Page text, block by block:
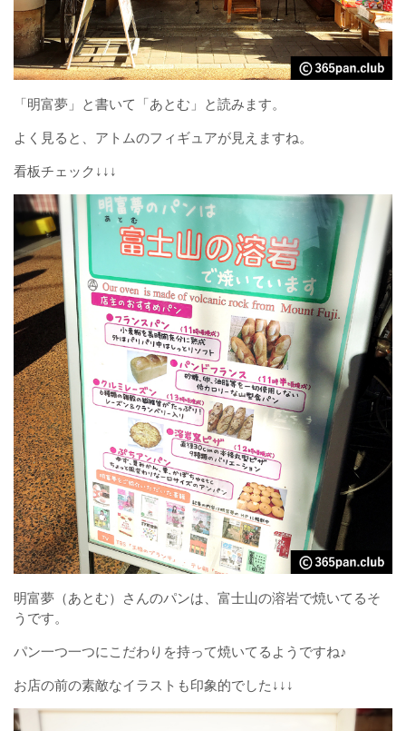
「明富夢」と書いて「あとむ」と読みます。
よく見ると、アトムのフィギュアが見えますね。
看板チェック↓↓↓
明富夢（あとむ）さんのパンは、富士山の溶岩で焼いてるそ
うです。
パン一つ一つにこだわりを持って焼いてるようですね♪
お店の前の素敵なイラストも印象的でした↓↓↓